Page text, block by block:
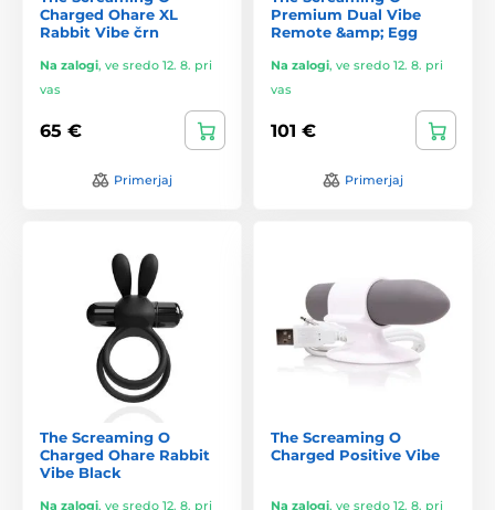
Charged Ohare XL
Rabbit Vibe črn
Na zalogi, ve sredo 12. 8. pri
vas
65 €
Primerjaj
Premium Dual Vibe
Remote &amp; Egg
Na zalogi, ve sredo 12. 8. pri
vas
101 €
Primerjaj
The Screaming O
Charged Ohare Rabbit
Vibe Black
Na zalogi, ve sredo 12. 8. pri
The Screaming O
Charged Positive Vibe
Na zalogi, ve sredo 12. 8. pri